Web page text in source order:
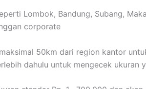
Lombok, Bandung, Subang,
corporate
50km dari region kantor
dahulu untuk mengecek ukuran